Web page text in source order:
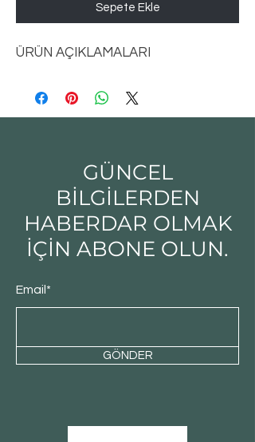
Sepete Ekle
ÜRÜN AÇIKLAMALARI
GÜNCEL
BİLGİLERDEN
HABERDAR OLMAK
İÇİN ABONE OLUN.
Email*
GÖNDER